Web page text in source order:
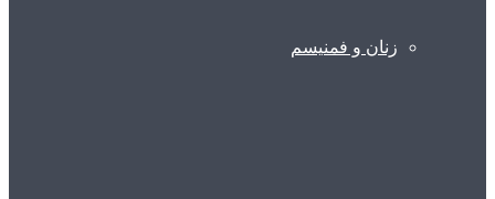
زنان و فمنیسم